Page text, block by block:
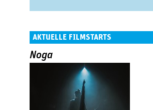
AKTUELLE FILMSTARTS
Noga